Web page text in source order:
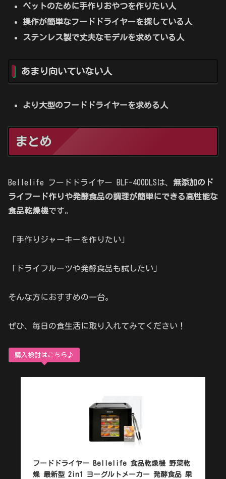
ペットのために手作りおやつを作りたい人
操作が簡単なフードドライヤーを探している人
ステンレス製で丈夫なモデルを求めている人
あまり向いていない人
より大型のフードドライヤーを求める人
まとめ
Bellelife フードドライヤー BLF-400DLSは、 無添加のド
ライフード作りや発酵食品の調理が簡単にできる高性能な
食品乾燥機です。
「手作りジャーキーを作りたい」
「ドライフルーツや発酵食品も試したい」
そんな方におすすめの一台。
ぜひ、毎日の食生活に取り入れてみてください！
購入検討はこちら♪
フードドライヤー Bellelife 食品乾燥機 野菜乾
燥 最新型 2in1 ヨーグルトメーカー 発酵食品 果